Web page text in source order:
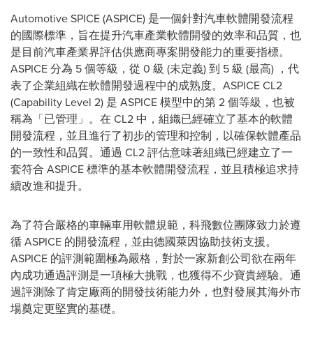
Automotive SPICE (ASPICE) 是一個針對汽車軟體開發流程
的國際標準，旨在提升汽車產業軟體開發的效率和品質，也
是目前汽車產業界評估供應商專案開發能力的重要指標。
ASPICE 分為 5 個等級，從 0 級 (未定義) 到 5 級 (最高) ，代
表了企業組織在軟體開發過程中的成熟度。ASPICE CL2
(Capability Level 2) 是 ASPICE 模型中的第 2 個等級，也被
稱為 「已管理」 。在 CL2 中，組織已經確立了基本的軟體
開發流程，並且進行了初步的管理和控制，以確保軟體產品
的一致性和品質。通過 CL2 評估意味著組織已經建立了一
套符合 ASPICE 標準的基本軟體開發流程，並且積極追求持
續改進和提升。
為了符合嚴格的車輛車用軟體規範，科飛數位團隊致力於遵
循 ASPICE 的開發流程，並由德國萊因協助技術支援。
ASPICE 的評測範圍極為嚴格，對於一家新創公司欲在兩年
內成功通過評測是一項極大挑戰，也獲得不少寶貴經驗。通
過評測除了肯定廠商的開發技術能力外，也對發展其海外市
場奠定更堅實的基礎。